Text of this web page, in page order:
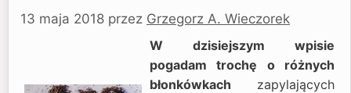
13 maja 2018 przez Grzegorz A. Wieczorek
W dzisiejszym wpisie
pogadam trochę o różnych
błonkówkach zapylających